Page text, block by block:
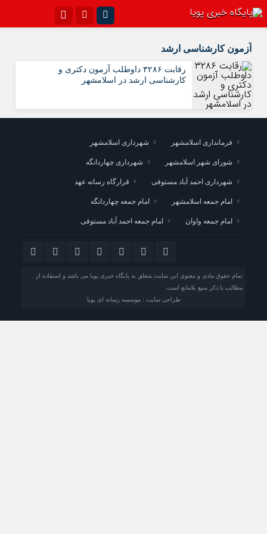
سروش ایتا
آپارات اپلیکیشن
آزمون کارشناسی ارشد
رقابت ۳۲۸۶ داوطلب آزمون دکتری و
کارشناسی ارشد در اسلامشهر
فرمانداری اسلامشهر شهرداری اسلامشهر
شورای شهر اسلامشهر شهرداری چهاردانگه
شهرداری احمد آباد مستوفی قرارگاه رسانه عهد
امام جمعه اسلامشهر امام جمعه چهاردانگه
امام جمعه واوان امام جمعه احمد آباد مستوفی
تمام حقوق مادی و معنوی این سایت متعلق به پایگاه خبری پویا می باشد و استفاده از
مطالب با ذکر منبع بلامانع است.
طراحی سایت : موسسه رسانه ای پویا